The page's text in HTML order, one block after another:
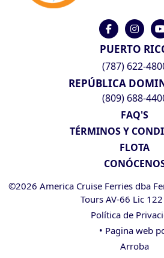
PUERTO
(787) 622-
REPÚBLICA
(809) 688-
FAQ'S
TÉRMINOS Y
FLOTA
©2026 America Cruise Ferries dba
Tours AV-66 Lic
Política de
• Pagina web
Arroba